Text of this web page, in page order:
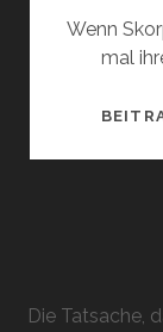
Wenn
mal
Die Tatsache,